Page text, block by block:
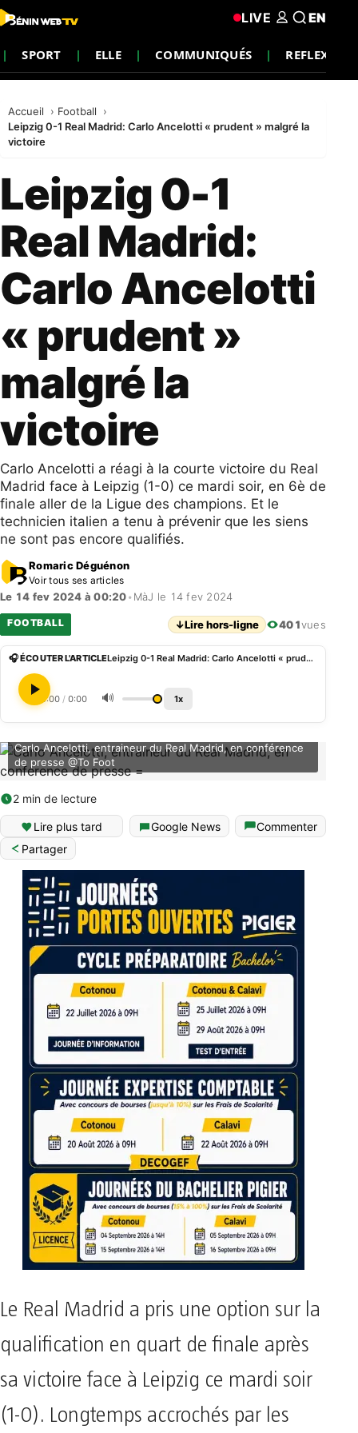
SPORT ELLE COMMUNIQUÉS REFLEXION
LIVE EN
Accueil
Football
Leipzig 0-1 Real Madrid: Carlo Ancelotti « prudent » malgré la
victoire
Leipzig 0-1
Real Madrid:
Carlo Ancelotti
« prudent »
malgré la
victoire
Carlo Ancelotti a réagi à la courte victoire du Real
Madrid face à Leipzig (1-0) ce mardi soir, en 6è de
finale aller de la Ligue des champions. Et le
technicien italien a tenu à prévenir que les siens
ne sont pas encore qualifiés.
Romaric Déguénon
Voir tous ses articles
Le 14 fev 2024 à 00:20• MàJ le 14 fev 2024
FOOTBALL ↓Lire hors-ligne 401vues
🎧 ÉCOUTER L'ARTICLE Leipzig 0-1 Real Madrid: Carlo Ancelotti « prudent » malgré la victoire
0:00 / 0:00 🔊 1x
Carlo Ancelotti, entraineur du Real Madrid, en conférence
de presse @To Foot
2 min de lecture
Lire plus tard Google News
Commenter
Partager
Le Real Madrid a pris une option sur la
qualification en quart de finale après
sa victoire face à Leipzig ce mardi soir
(1-0). Longtemps accrochés par les